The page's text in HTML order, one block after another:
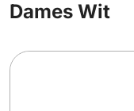
Dames Wit